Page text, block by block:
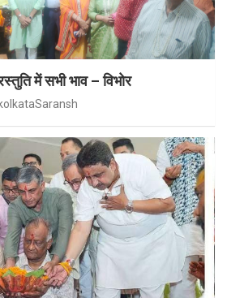
में सभी भाव – विभोर
kolkataSaransh